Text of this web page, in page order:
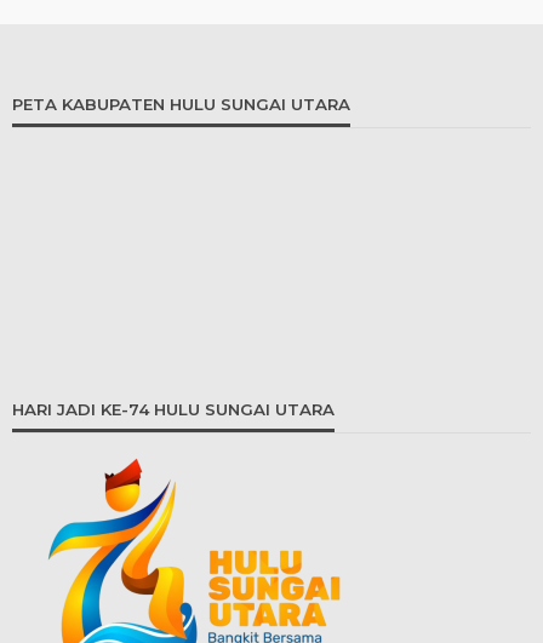
PETA KABUPATEN HULU SUNGAI UTARA
HARI JADI KE-74 HULU SUNGAI UTARA